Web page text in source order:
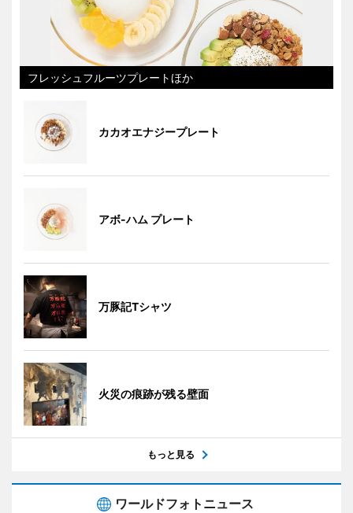
フレッシュフルーツプレートほか
カカオエナジープレート
アボ-ハム プレート
万豚記Tシャツ
火災の痕跡が残る壁面
もっと見る
ワールドフォトニュース